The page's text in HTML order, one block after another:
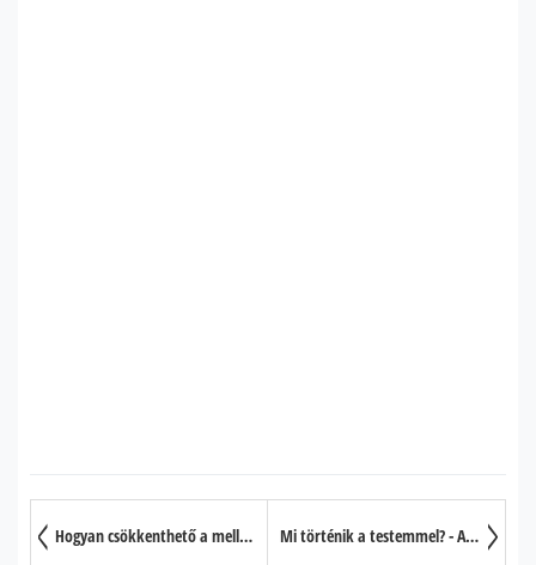
Hogyan csökkenthető a mellek mérete természetes úton Mi történik a testemmel? - Az IBS okai és előfordulását növelő tényezők